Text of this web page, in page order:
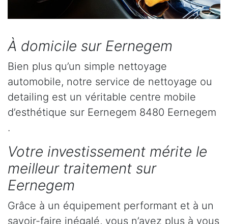
À domicile sur Eernegem
Bien plus qu’un simple nettoyage
automobile, notre service de nettoyage ou
detailing est un véritable centre mobile
d’esthétique sur Eernegem 8480 Eernegem
.
Votre investissement mérite le
meilleur traitement sur
Eernegem
Grâce à un équipement performant et à un
savoir-faire inégalé, vous n’avez plus à vous